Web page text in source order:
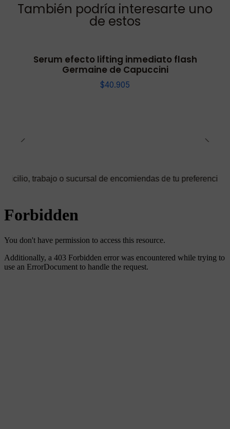
También podría interesarte uno
de estos
Serum efecto lifting inmediato flash
Germaine de Capuccini
$40.905
sucursal de encomiendas de tu preferencia ✅ Podrás